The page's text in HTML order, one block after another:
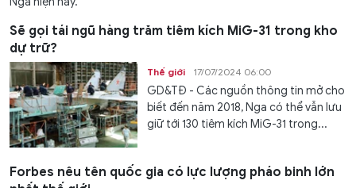
Sẽ gọi tái ngũ hàng trăm tiêm kích MiG-31 trong kho
dự trữ?
Thế giới 17/07/2024 06:00
GD&TĐ - Các nguồn thông tin mở cho
biết đến năm 2018, Nga có thể vẫn lưu
giữ tới 130 tiêm kích MiG-31 trong...
Forbes nêu tên quốc gia có lực lượng pháo binh lớn